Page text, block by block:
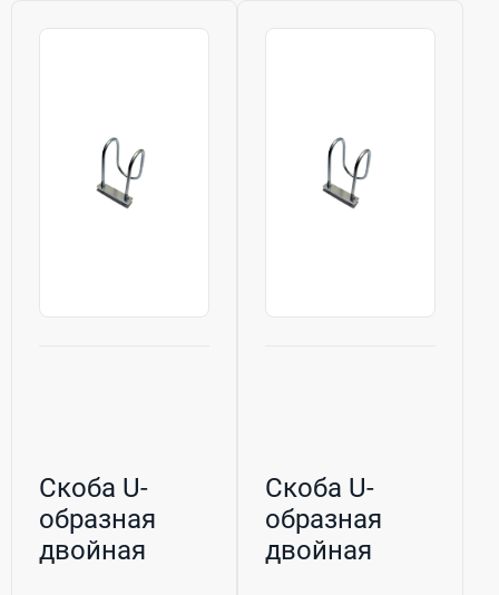
Скоба U-
образная
двойная
Скоба U-
образная
двойная